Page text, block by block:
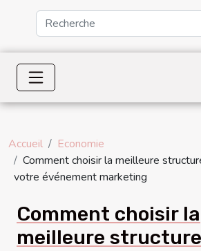
Accueil
Economie
Comment choisir la meilleure
votre événement marketing
Comment choisir la
meilleure structure